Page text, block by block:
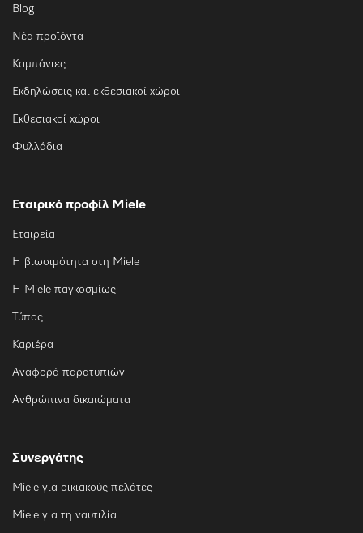
Blog
Νέα προϊόντα
Καμπάνιες
Εκδηλώσεις και εκθεσιακοί χώροι
Εκθεσιακοί χώροι
Φυλλάδια
Εταιρικό προφίλ Miele
Εταιρεία
Η βιωσιμότητα στη Miele
Η Miele παγκοσμίως
Τύπος
Καριέρα
Αναφορά παρατυπιών
Ανθρώπινα δικαιώματα
Συνεργάτης
Miele για οικιακούς πελάτες
Miele για τη ναυτιλία